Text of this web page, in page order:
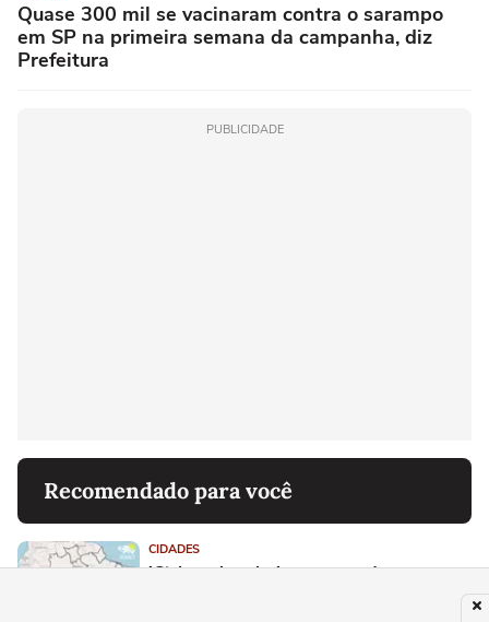
Quase 300 mil se vacinaram contra o sarampo
em SP na primeira semana da campanha, diz
Prefeitura
PUBLICIDADE
Recomendado para você
CIDADES
'Ciclone-bomba': tempestades e